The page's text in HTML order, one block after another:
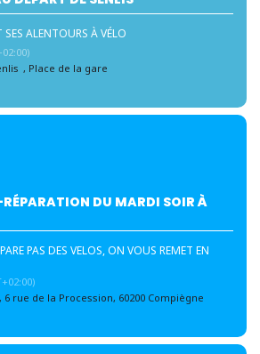
ALENTOURS À VÉLO
, Place de la gare
DU MARDI SOIR À
PAS DES VELOS, ON VOUS REMET EN
, 6 rue de la Procession, 60200 Compiègne